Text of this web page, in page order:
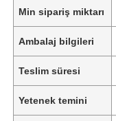
Min sipariş miktarı
Ambalaj bilgileri
Teslim süresi
Yetenek temini